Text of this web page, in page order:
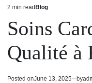
Estimated
time
2 min read
Posted
Blog
Soins
Qualité à
Posted onJune 13, 2025 by